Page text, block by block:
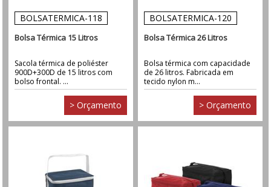
BOLSATERMICA-118
Bolsa Térmica 15 Litros
Sacola térmica de poliéster
900D+300D de 15 litros com
bolso frontal. ...
> Orçamento
BOLSATERMICA-120
Bolsa Térmica 26 Litros
Bolsa térmica com capacidade
de 26 litros. Fabricada em
tecido nylon m...
> Orçamento